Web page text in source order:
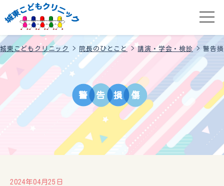
城東こどもクリニック > 院長のひとこと>講演・学会・検診>警告
警 告 損 傷
2024年04月25日